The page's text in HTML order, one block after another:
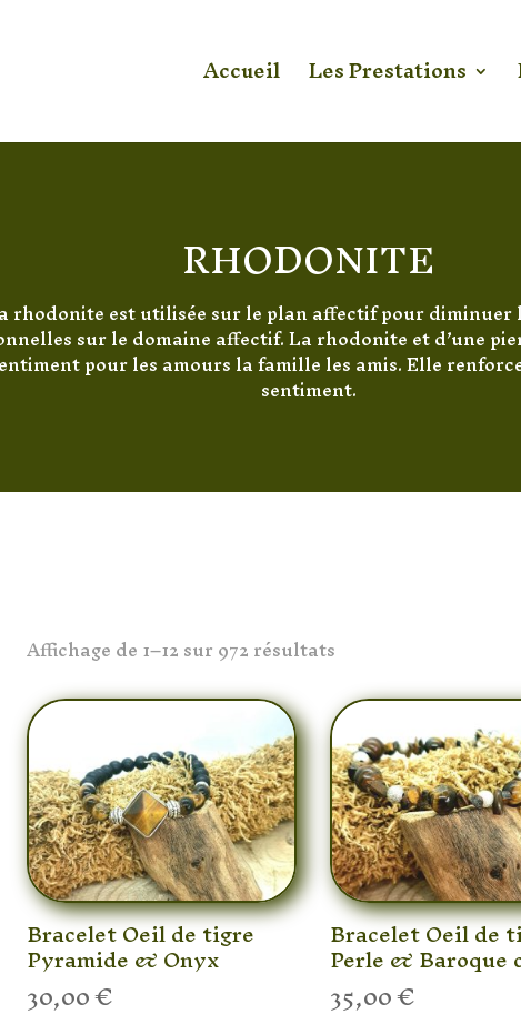
Accueil Les Prestations
RHODONITE
rhodonite est utilisée sur le plan affectif pour diminuer
sur le domaine affectif. La rhodonite et d’une
pour les amours la famille les amis. Elle
sentiment.
Affichage de 1–12 sur 972 résultats
Bracelet Oeil de tigre
Pyramide & Onyx
30,00€
Bracelet Oeil de
Perle & Baroque
35,00€